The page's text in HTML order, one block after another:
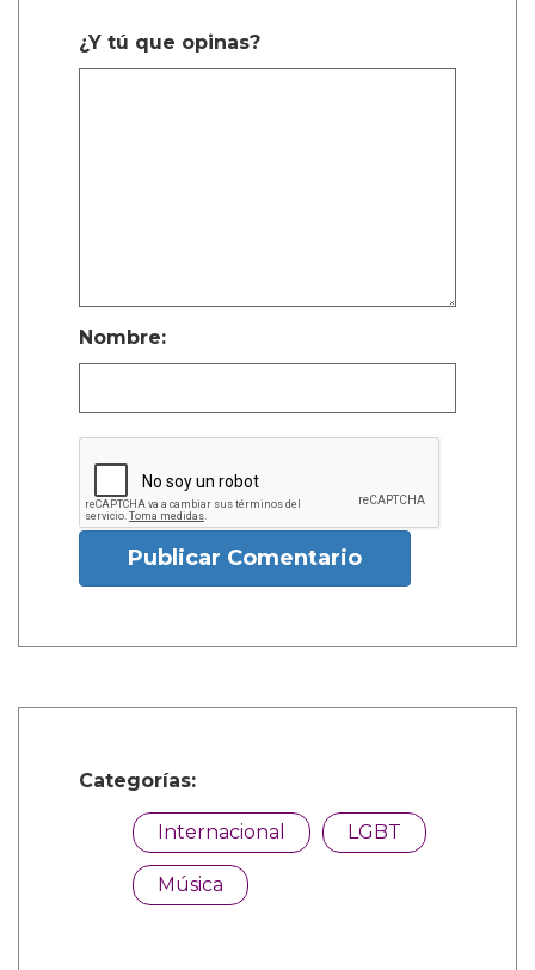
¿Y tú que opinas?
Nombre:
Publicar Comentario
Categorías:
Internacional LGBT
Música